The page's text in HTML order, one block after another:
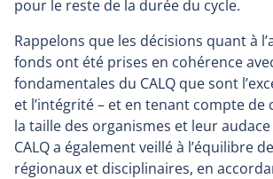
pour le reste de la durée du cycle.
Rappelons que les décisions quant à
fonds ont été prises en cohérence
fondamentales du CALQ que sont
et l’intégrité – et en tenant compte de
la taille des organismes et leur
CALQ a également veillé à l’équilibre
régionaux et disciplinaires, en